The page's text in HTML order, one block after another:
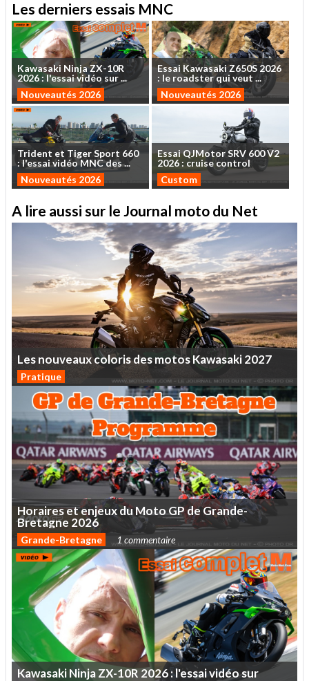
Les derniers essais MNC
Kawasaki NinjaZX-10R
2026: l'essaividéo sur...
Nouveautés 2026
Essai Kawasaki Z650S 2026
: le roadsterquiveut ...
Nouveautés 2026
Trident et TigerSport 660
: l'essaividéo MNCdes...
Nouveautés 2026
EssaiQJMotorSRV 600V2
2026 : cruise control
Custom
A lire aussi sur le Journal moto du Net
LesnouveauxcolorisdesmotosKawasaki2027
Pratique
HorairesetenjeuxduMotoGPdeGrande-
Bretagne 2026
Grande-Bretagne 1 commentaire
KawasakiNinjaZX-10R2026:l'essaividéosur